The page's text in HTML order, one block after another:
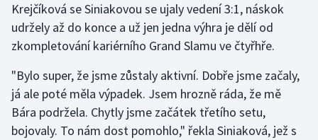
Moderní pětiboj
Motorsport
Olympijské hry
Parasport
Krejčíková se Siniakovou se ujaly vedení 3:1, náskok
udržely až do konce a už jen jedna výhra je dělí od
zkompletování kariérního Grand Slamu ve čtyřhře.
"Bylo super, že jsme zůstaly aktivní. Dobře jsme začaly,
já ale poté měla výpadek. Jsem hrozně ráda, že mě
Bára podržela. Chytly jsme začátek třetího setu,
bojovaly. To nám dost pomohlo," řekla Siniaková, jež s